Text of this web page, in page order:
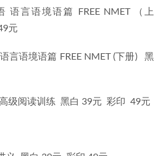
语言语境语篇 FREE NMET （上
元
语境语篇 FREE NMET (下册)   黑
阅读训练  黑白 39元  彩印  49元